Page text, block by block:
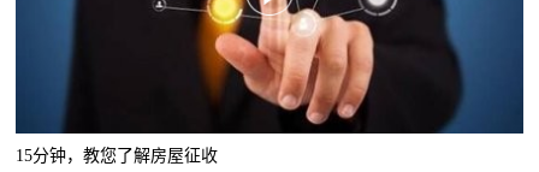
15分钟，教您了解房屋征收